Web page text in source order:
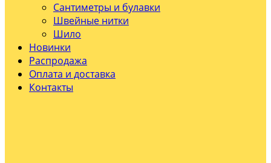
Сантиметры и булавки
Швейные нитки
Шило
Новинки
Распродажа
Оплата и доставка
Контакты